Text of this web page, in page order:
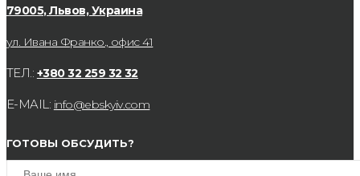
79005, Львов, Украина
ул. Ивана Франко., офис 41
ТЕЛ.: +380 32 259 32 32
E-MAIL: info@ebskyiv.com
ГОТОВЫ ОБСУДИТЬ?